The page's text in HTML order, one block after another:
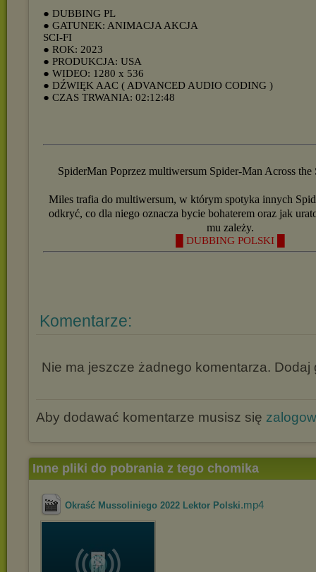
● DUBBING PL
● GATUNEK: ANIMACJA AKCJA
SCI-FI
● ROK: 2023
● PRODUKCJA: USA
● WIDEO: 1280 x 536
● DŹWIĘK AAC ( ADVANCED AUDIO CODING )
● CZAS TRWANIA: 02:12:48
SpiderMan Poprzez multiwersum Spider-Man Across the
Miles trafia do multiwersum, w którym spotyka innych
odkryć, co dla niego oznacza bycie bohaterem oraz jak
mu zależy.
█ DUBBING POLSKI █
Komentarze:
Nie ma jeszcze żadnego komentarza. Dodaj
Aby dodawać komentarze musisz się
Inne pliki do pobrania z tego chomika
Okraść Mussoliniego 2022 Lektor Polski.mp4